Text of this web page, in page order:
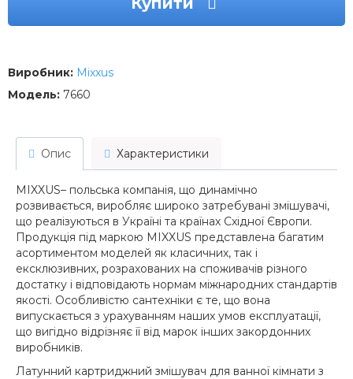
Виробник: Mixxus
Модель: 7660
Опис Характеристики
MIXXUS– польська компанія, що динамічно
розвивається, виробляє широко затребувані змішувачі,
що реалізуються в Україні та країнах Східної Європи.
Продукція під маркою MIXXUS представлена багатим
асортиментом моделей як класичних, так і
ексклюзивних, розрахованих на споживачів різного
достатку і відповідають нормам міжнародних стандартів
якості. Особливістю сантехніки є те, що вона
випускається з урахуванням наших умов експлуатації,
що вигідно відрізняє її від марок інших закордонних
виробників.
Латунний картриджний змішувач для ванної кімнати з